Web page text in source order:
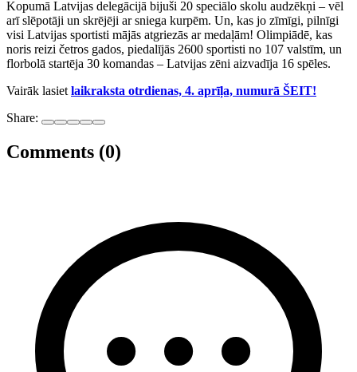
Kopumā Latvijas delegācijā bijuši 20 speciālo skolu audzēkņi – vēl
arī slēpotāji un skrējēji ar sniega kurpēm. Un, kas jo zīmīgi, pilnīgi
visi Latvijas sportisti mājās atgriezās ar medaļām! Olimpiādē, kas
noris reizi četros gados, piedalījās 2600 sportisti no 107 valstīm, un
florbolā startēja 30 komandas – Latvijas zēni aizvadīja 16 spēles.
Vairāk lasiet laikraksta otrdienas, 4. aprīļa, numurā ŠEIT!
Share:
Comments (0)